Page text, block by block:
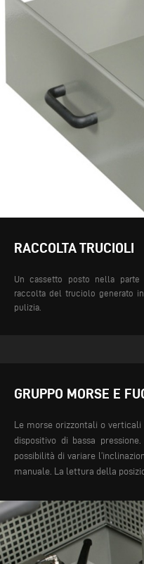
RACCOLTA TRUCIOLI
Un cassetto posto nella
raccolta del truciolo generato
pulizia.
GRUPPO MORSE E
Le morse orizzontali o
dispositivo di bassa
possibilità di variare
manuale. La lettura della